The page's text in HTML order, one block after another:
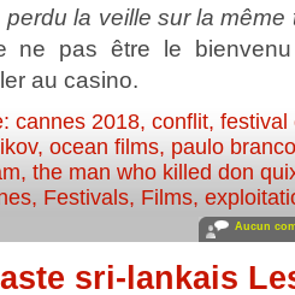
la veille sur la même
ne pas être le
au casino.
cannes 2018,conflit,festival
,ocean films, paulo
,the man who killed don
, Festivals, Films,
Aucun
sri-lankais